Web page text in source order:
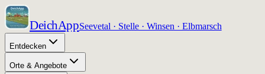
DeichAppSeevetal · Stelle · Winsen · Elbmarsch
Entdecken
Orte & Angebote